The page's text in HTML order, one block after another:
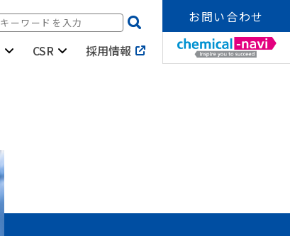
CSR 採用情報
お問い合わせ